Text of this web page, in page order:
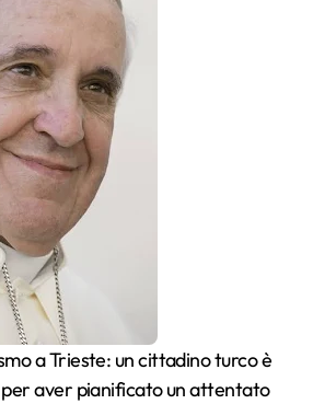
aver pianificato un attentato